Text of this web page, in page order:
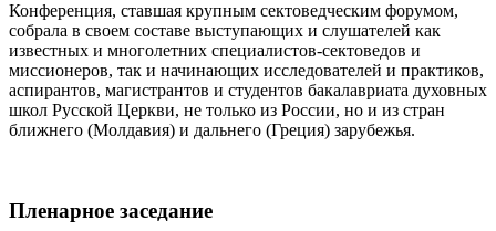
Конференция, ставшая крупным сектоведческим форумом,
собрала в своем составе выступающих и слушателей как
известных и многолетних специалистов-сектоведов и
миссионеров, так и начинающих исследователей и практиков,
аспирантов, магистрантов и студентов бакалавриата духовных
школ Русской Церкви, не только из России, но и из стран
ближнего (Молдавия) и дальнего (Греция) зарубежья.
Пленарное заседание